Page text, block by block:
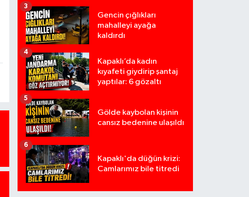
Gencin çığlıkları
mahalleyi ayağa
kaldırdı
3
Kapaklı’da kadın
kıyafeti giydirip şantaj
yaptılar: 6 gözaltı
4
Gölde kaybolan kişinin
cansız bedenine ulaşıldı
5
Kapaklı'da düğün krizi:
Camlarımız bile titredi
6